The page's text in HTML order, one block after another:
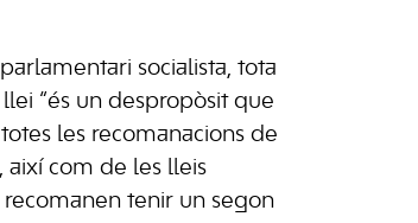
socialista, tota
“és un despropòsit que
les recomanacions de
així com de les lleis
tenir un segon